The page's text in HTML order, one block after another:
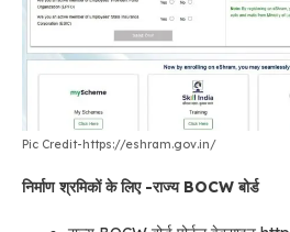
Pic Credit-https://eshram.gov.in/
निर्माण श्रमिकों के लिए -राज्य BOCW बोर्ड